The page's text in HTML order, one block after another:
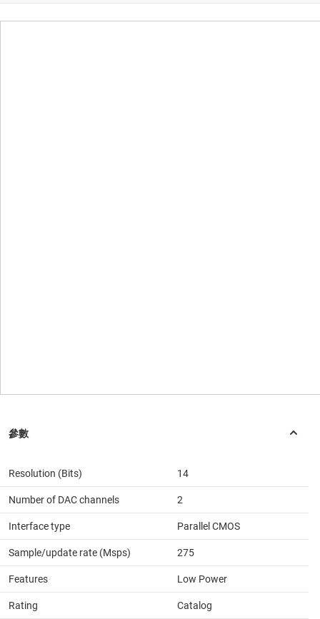
Resolution (Bits) 14
Number of DAC channels 2
Interface type Parallel CMOS
Sample/update rate (Msps) 275
Features Low Power
Rating Catalog